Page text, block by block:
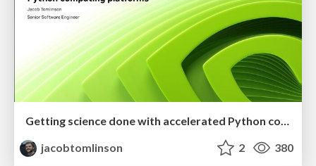
Getting science done with accelerated Python computing platforms
jacobtomlinson
2 380